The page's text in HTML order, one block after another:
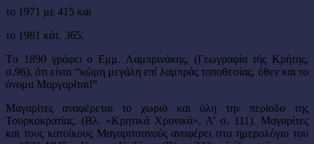
το 1971 με 415 και
το 1981 κάτ. 365.
Τo 1890 γράφει ο Εμμ. Λαμπρινάκης, (Γεωγραφία τής Κρήτης,
σ.96), ότι είναι “κώμη μεγάλη επί λαμπράς τοποθεσίας, όθεν και το
όνομα Μαργαρίται!”
Μαγαρίτες αναφέρεται το χωριό και όλη την περίοδο της
Τουρκοκρατίας. (Βλ. «Κρητικά Χρονικά», A’ σ. 111). Μαγαρίτες
και τους κατοίκους Μαγαριτσανούς αναφέρει στο ημερολόγιο του